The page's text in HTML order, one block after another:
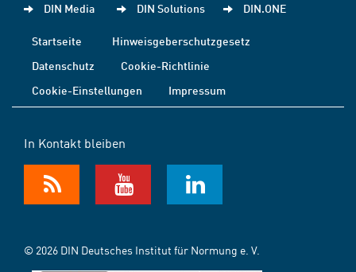
DIN Media DIN Solutions DIN.ONE
Startseite
Hinweisgeberschutzgesetz
Datenschutz
Cookie-Richtlinie
Cookie-Einstellungen
Impressum
In Kontakt bleiben
© 2026 DIN Deutsches Institut für Normung e. V.